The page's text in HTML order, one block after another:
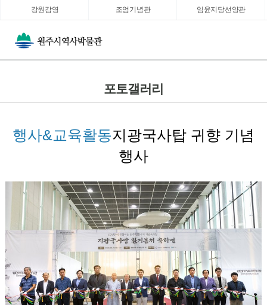
강원감영 조엄기념관 임윤지당선양관
포토갤러리
행사&교육활동지광국사탑 귀향 기념
행사